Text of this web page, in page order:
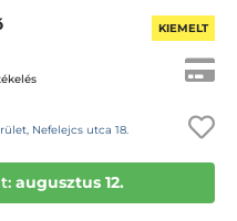
Nefelejcs utca 18.
KIEMELT
augusztus 12.